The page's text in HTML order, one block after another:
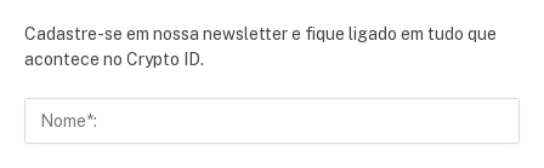
Cadastre-se em nossa newsletter e fique ligado em tudo que
acontece no Crypto ID.